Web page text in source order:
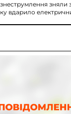
зняли
вдарило